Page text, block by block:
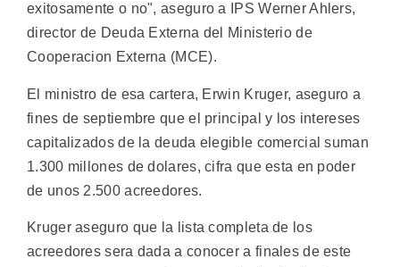
exitosamente o no", aseguro a IPS Werner Ahlers,
director de Deuda Externa del Ministerio de
Cooperacion Externa (MCE).
El ministro de esa cartera, Erwin Kruger, aseguro a
fines de septiembre que el principal y los intereses
capitalizados de la deuda elegible comercial suman
1.300 millones de dolares, cifra que esta en poder
de unos 2.500 acreedores.
Kruger aseguro que la lista completa de los
acreedores sera dada a conocer a finales de este